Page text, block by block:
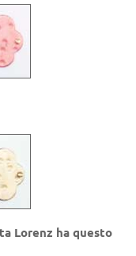
Lorenz ha questo